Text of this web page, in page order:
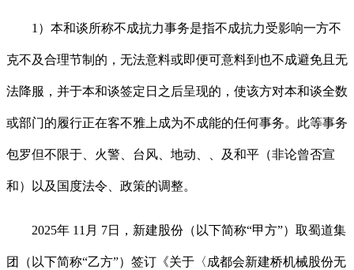
1）本和谈所称不成抗力事务是指不成抗力受影响一方不
克不及合理节制的，无法意料或即便可意料到也不成避免且无
法降服，并于本和谈签定日之后呈现的，使该方对本和谈全数
或部门的履行正在客不雅上成为不成能的任何事务。此等事务
包罗但不限于、火警、台风、地动、、及和平（非论曾否宣
和）以及国度法令、政策的调整。
2025年 11月 7日，新建股份（以下简称“甲方”）取蜀道集
团（以下简称“乙方”）签订《关于〈成都会新建桥机械股份无